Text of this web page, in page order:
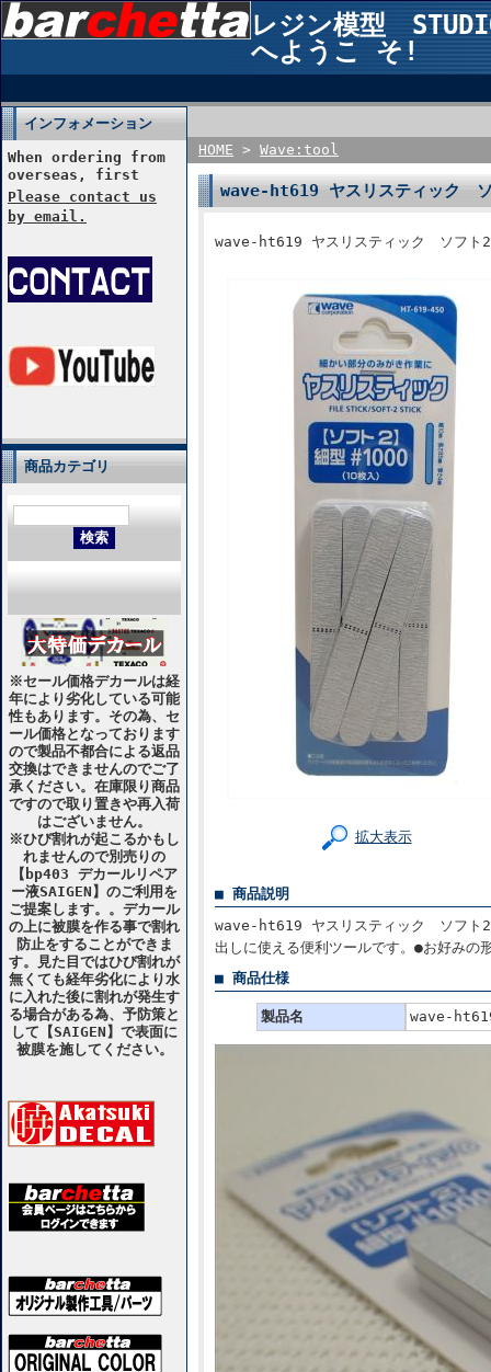
レジン模型
へようこ そ!
インフォメーション
When ordering from
overseas, first
Please contact us
by email.
商品カテゴリ
※セール価格デカールは経
年により劣化している可能
性もあります。その為、セ
ール価格となっております
ので製品不都合による返品
交換はできませんのでご了
承ください。在庫限り商品
ですので取り置きや再入荷
はございません。
※ひび割れが起こるかもし
れませんので別売りの
【bp403 デカールリペア
ー液SAIGEN】のご利用を
ご提案します。。デカール
の上に被膜を作る事で割れ
防止をすることができま
す。見た目ではひび割れが
無くても経年劣化により水
に入れた後に割れが発生す
る場合がある為、予防策と
して【SAIGEN】で表面に
被膜を施してください。
HOME > Wave:tool
wave-ht619 ヤスリスティック
wave-ht619 ヤスリスティック ソフ
拡大表示
■ 商品説明
wave-ht619 ヤスリスティック ソフト
出しに使える便利ツールです。●お好みの
■ 商品仕様
製品名 wave-